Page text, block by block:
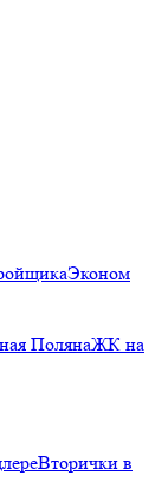
Эконом
ПолянаЖК на
Вторички в